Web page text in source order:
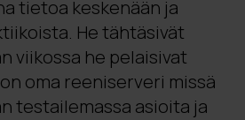
tietoa keskenään ja
He tähtäsivät
viikossa he pelaisivat
oma reeniserveri missä
testailemassa asioita ja